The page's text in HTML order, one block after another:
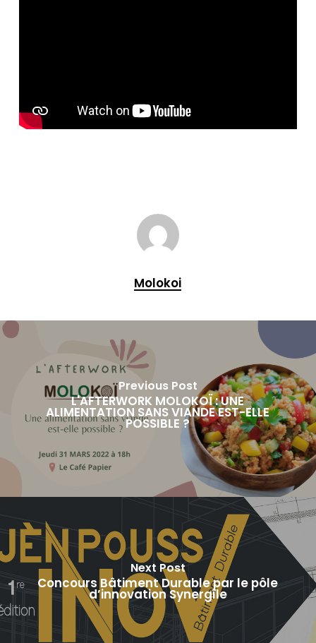
Molokoi
Previous Post
L'AFTERWORK MOLOKOÏ : UNE
ALIMENTATION SANS VIANDE EST-ELLE
POSSIBLE ?
Next Post
Concours Bâtiment Durable par le pôle
d’innovation Synergîle